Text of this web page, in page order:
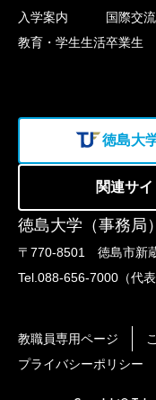
徳島大学（事務局）
〒770-8501 徳島市新
Tel.088-656-7000（代表
入学案内
教育・学生生活
国際交流
卒業生
徳島大
関連サイ
教職員専用ページ
プライバシーポリシー